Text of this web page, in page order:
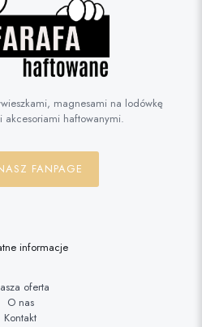
magnesami na lodówkę
akcesoriami haftowanymi.
FANPAGE
informacje
oferta
O nas
Kontakt